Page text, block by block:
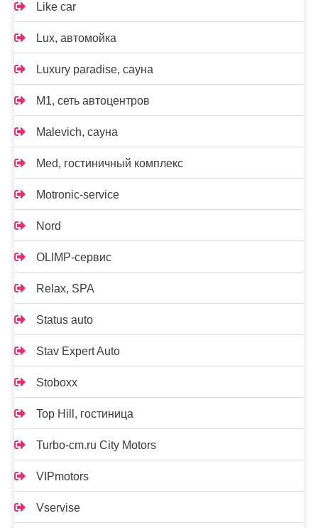
Like car
Lux, автомойка
Luxury paradise, сауна
M1, сеть автоцентров
Malevich, сауна
Med, гостиничный комплекс
Motronic-service
Nord
OLIMP-сервис
Relax, SPA
Status auto
Stav Expert Auto
Stoboxx
Top Hill, гостиница
Turbo-cm.ru City Motors
VIPmotors
Vservise